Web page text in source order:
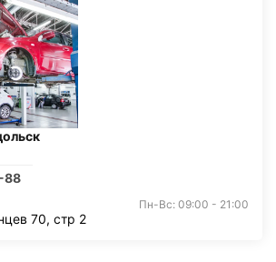
88
Пн-Вс: 09:00 - 21:00
70, стр 2